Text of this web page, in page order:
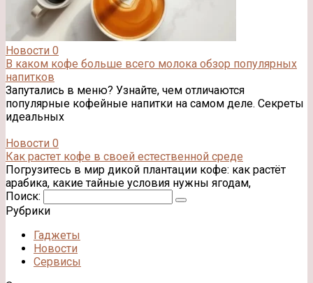
Новости 0
В каком кофе больше всего молока обзор популярных
напитков
Запутались в меню? Узнайте, чем отличаются
популярные кофейные напитки на самом деле. Секреты
идеальных
Новости 0
Как растет кофе в своей естественной среде
Погрузитесь в мир дикой плантации кофе: как растёт
арабика, какие тайные условия нужны ягодам,
Поиск:
Рубрики
Гаджеты
Новости
Сервисы